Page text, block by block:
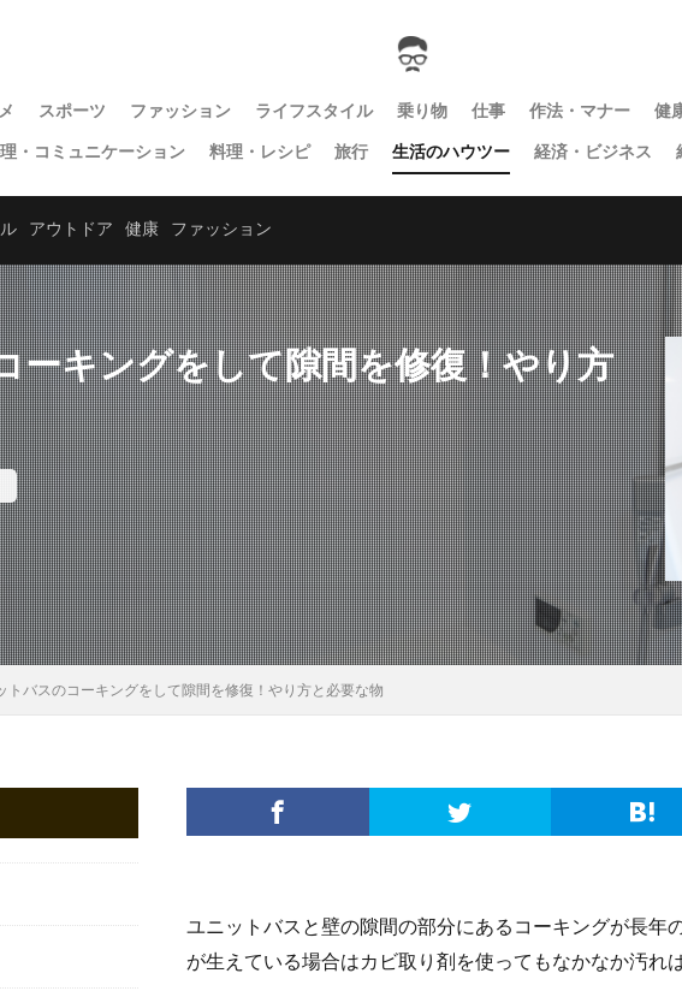
スポーツ ファッション ライフスタイル 乗り物 仕事 作法・マナー 健
・コミュニケーション
料理・レシピ 旅行 生活のハウツー 経済・ビジネス
アウトドア 健康 ファッション
ーキングをして隙間を修復！やり方
トバスのコーキングをして隙間を修復！やり方と必要な物
ユニットバスと壁の隙間の部分にあるコーキングが長
が生えている場合はカビ取り剤を使ってもなかなか汚れ